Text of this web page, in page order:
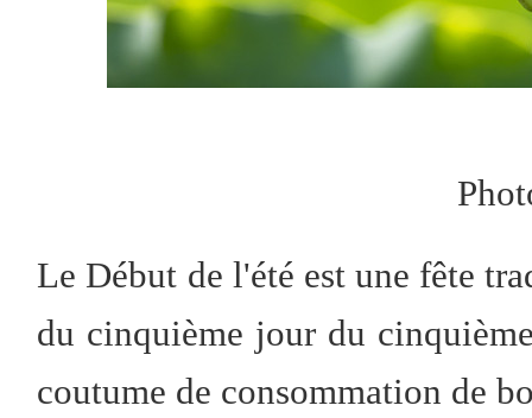
Le Début de l'été est une fête
du cinquième jour du
coutume de consommation de